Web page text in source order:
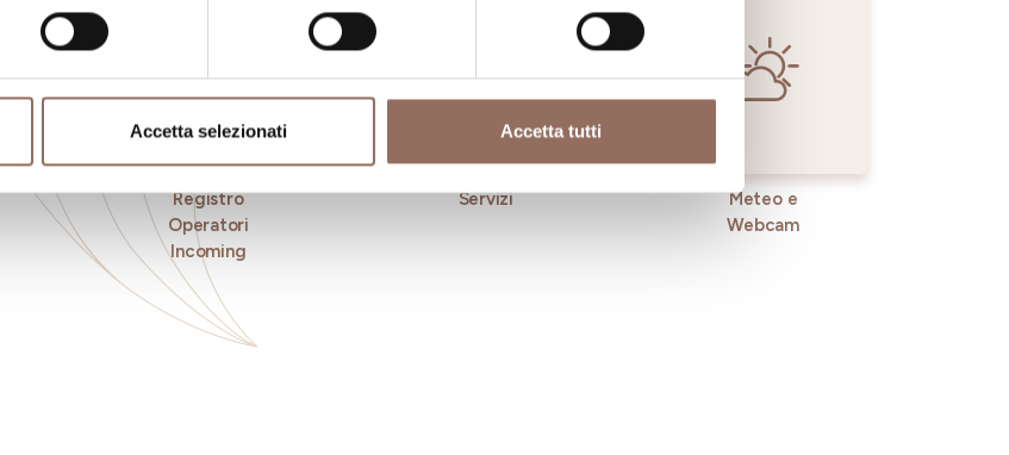
Accetta selezionati Accetta tutti
Registro
Operatori
Incoming
Servizi
Meteo e
Webcam